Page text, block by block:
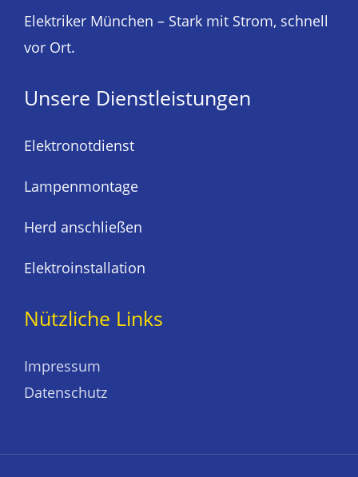
Elektriker München – Stark mit Strom, schnell
vor Ort.
Unsere Dienstleistungen
Elektronotdienst
Lampenmontage
Herd anschließen
Elektroinstallation
Nützliche Links
Impressum
Datenschutz